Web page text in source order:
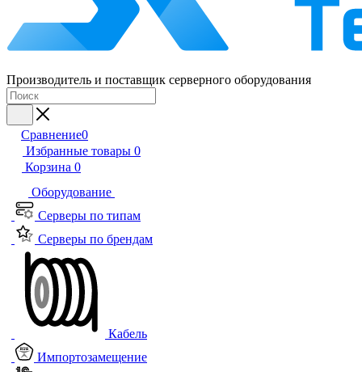
Производитель и поставщик серверного оборудования
Сравнение0
Избранные товары 0
Корзина 0
Оборудование
Серверы по типам
Серверы по брендам
Кабель
Импортозамещение